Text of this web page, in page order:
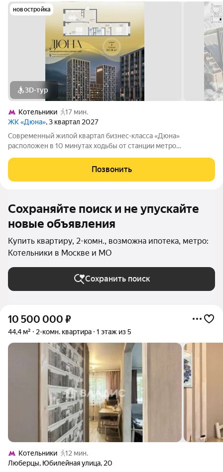
новостройка
3D-тур
Котельники
17 мин.
ЖК «Дюна», 3 квартал 2027
Современный жилой квартал бизнес-класса «Дюна»
расположен в 10 минутах ходьбы от станции метро
Дзержинского шоссе. Квартал находится в районе с развитой
инфраструктурой: в непосредственной
Позвонить
Сохраняйте поиск и не упускайте
новые объявления
Купить квартиру, 2-комн., возможна ипотека, метро:
Котельники в Москве и МО
Сохранить поиск
10 500 000 ₽
44,4 м² 2-комн. квартира 1 этаж из 5
Котельники
12 мин.
Люберцы, Юбилейная улица, 20